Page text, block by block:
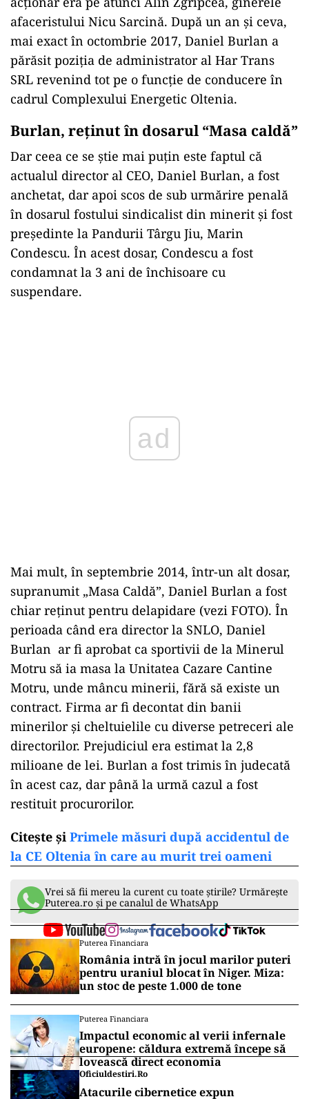
afaceristului Nicu Sarcină. După un an și ceva,
mai exact în octombrie 2017, Daniel Burlan a
părăsit poziţia de administrator al Har Trans
SRL revenind tot pe o funcție de conducere în
cadrul Complexului Energetic Oltenia.
Burlan, reţinut în dosarul “Masa caldă”
Dar ceea ce se știe mai puțin este faptul că
actualul director al CEO, Daniel Burlan, a fost
anchetat, dar apoi scos de sub urmărire penală
în dosarul fostului sindicalist din minerit şi fost
preşedinte la Pandurii Târgu Jiu, Marin
Condescu. În acest dosar, Condescu a fost
condamnat la 3 ani de închisoare cu
suspendare.
ad
Mai mult, în septembrie 2014, într-un alt dosar,
supranumit „Masa Caldă”, Daniel Burlan a fost
chiar reţinut pentru delapidare (vezi FOTO). În
perioada când era director la SNLO, Daniel
Burlan ar fi aprobat ca sportivii de la Minerul
Motru să ia masa la Unitatea Cazare Cantine
Motru, unde mâncu minerii, fără să existe un
contract. Firma ar fi decontat din banii
minerilor şi cheltuielile cu diverse petreceri ale
directorilor. Prejudiciul era estimat la 2,8
milioane de lei. Burlan a fost trimis în judecată
în acest caz, dar până la urmă cazul a fost
restituit procurorilor.
Citește și Primele măsuri după accidentul de
la CE Oltenia în care au murit trei oameni
Vrei să fii mereu la curent cu toate știrile? Urmărește
Puterea.ro și pe canalul de WhatsApp
Puterea Financiara
România intră în jocul marilor puteri
pentru uraniul blocat în Niger. Miza:
un stoc de peste 1.000 de tone
Puterea Financiara
Impactul economic al verii infernale
europene: căldura extremă începe să
lovească direct economia
Oficiuldestiri.ro
Atacurile cibernetice expun